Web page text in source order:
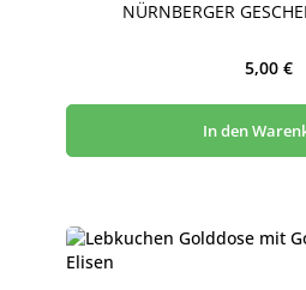
NÜRNBERGER
5,00 €
In den